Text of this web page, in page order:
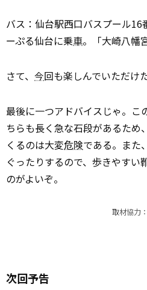
バス：仙台駅西口バスプール16
ーぷる仙台に乗車。「大崎八幡
さて、 今回も楽しんでいただけ
最後に一つアドバイスじゃ。こ
ちらも長く急な石段があるため
くるのは大変危険である。また
ぐったりするので、歩きやすい
のがよいぞ。
取材協力
次回予告